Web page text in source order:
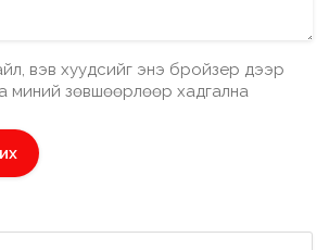
вэв хуудсийг энэ бройзер дээр
миний зөвшөөрлөөр хадгална